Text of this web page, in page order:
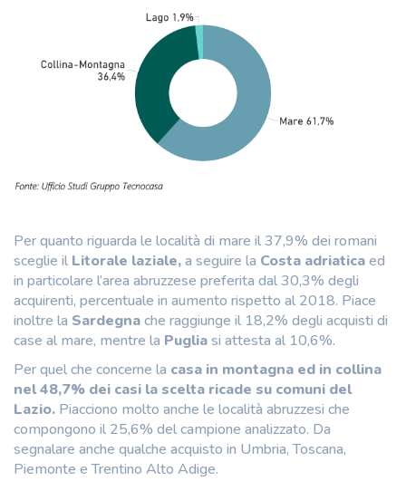
Per quanto riguarda le località di mare il 37,9% dei romani
sceglie il Litorale laziale,a seguire la Costa adriaticaed
in particolare l’area abruzzese preferita dal 30,3% degli
acquirenti, percentuale in aumento rispetto al 2018. Piace
inoltre la Sardegnache raggiunge il 18,2% degli acquisti di
case al mare, mentre la Pugliasi attesta al 10,6%.
Per quel che concerne la casa in montagna ed in collina
nel 48,7% dei casi la scelta ricade su comuni del
Lazio. Piacciono molto anche le località abruzzesi che
compongono il 25,6% del campione analizzato. Da
segnalare anche qualche acquisto in Umbria, Toscana,
Piemonte e Trentino Alto Adige.